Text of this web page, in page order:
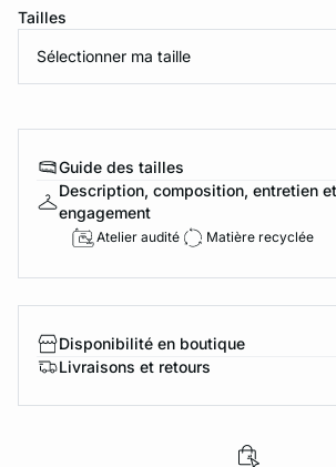
Tailles
Sélectionner ma taille
Guide des tailles
Description, composition, entretien et
engagement
Atelier audité Matière recyclée
Disponibilité en boutique
Livraisons et retours